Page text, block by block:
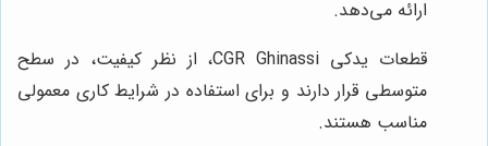
ارائه می‌دهد.
قطعات یدکی CGR Ghinassi، از نظر کیفیت، در سطح
متوسطی قرار دارند و برای استفاده در شرایط کاری معمولی
مناسب هستند.